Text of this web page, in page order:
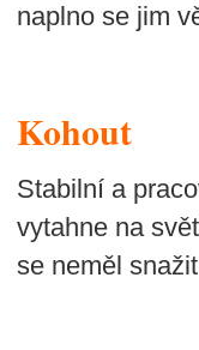
naplno se jim
Kohout
Stabilní a
vytahne na
se neměl